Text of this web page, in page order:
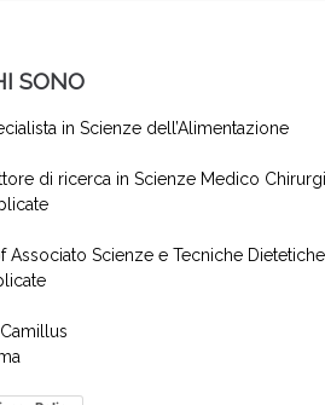
SONO
in Scienze dell’Alimentazione
di ricerca in Scienze Medico
Associato Scienze e Tecniche Dietetiche